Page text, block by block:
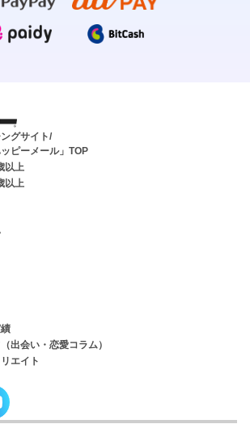
グサイト/
ピーメール」TOP
以上
以上
出会い・恋愛コラム）
エイト